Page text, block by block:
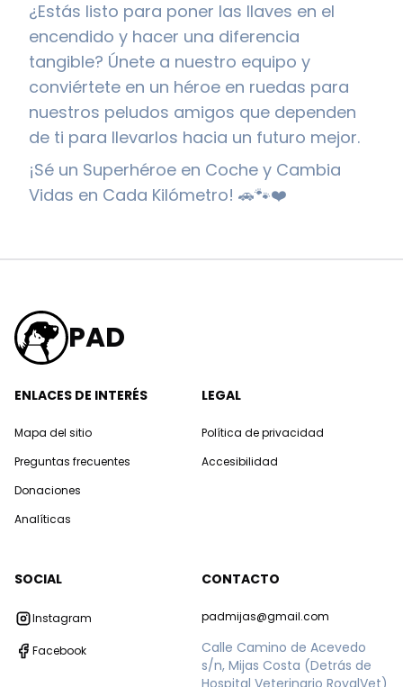
¿Estás listo para poner las llaves en el
encendido y hacer una diferencia
tangible? Únete a nuestro equipo y
conviértete en un héroe en ruedas para
nuestros peludos amigos que dependen
de ti para llevarlos hacia un futuro mejor.
¡Sé un Superhéroe en Coche y Cambia
Vidas en Cada Kilómetro! 🚗🐾❤️
PAD
ENLACES DE INTERÉS
Mapa del sitio
Preguntas frecuentes
Donaciones
Analíticas
LEGAL
Política de privacidad
Accesibilidad
SOCIAL
Instagram
Facebook
CONTACTO
padmijas@gmail.com
Calle Camino de Acevedo
s/n, Mijas Costa (Detrás de
Hospital Veterinario RoyalVet)